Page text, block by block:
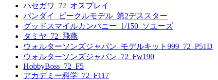
ハセガワ_72_オスプレイ
バンダイ_ビークルモデル_第2デススター
グッドスマイルカンパニー_1/150_ソユーズ
タミヤ_72_飛燕
ウォルターソンズジャパン_モデルキット999_72_P51D
ウォルターソンズジャパン_72_Fw190
HobbyBoss_72_F5
アカデミー科学_72_F117